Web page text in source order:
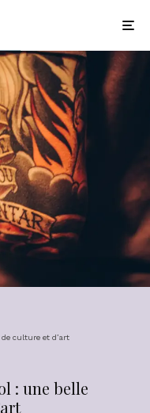
culture et d’art
: une belle